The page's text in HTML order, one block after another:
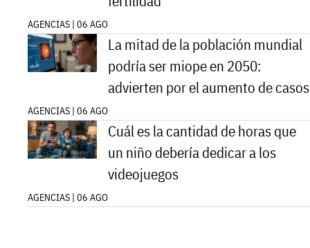
AGENCIAS | 06 AGO
La mitad de la población mundial
podría ser miope en 2050:
advierten por el aumento de casos
AGENCIAS | 06 AGO
Cuál es la cantidad de horas que
un niño debería dedicar a los
videojuegos
AGENCIAS | 06 AGO